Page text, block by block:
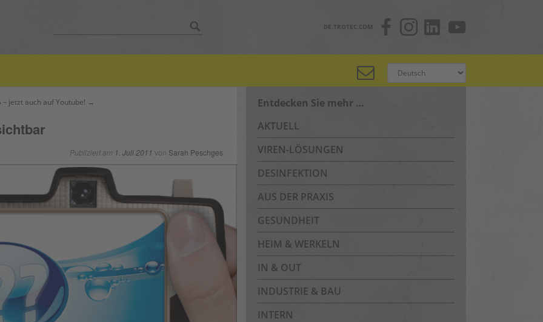
DE.TROTEC.COM
– jetzt auch auf Youtube! →
Publiziert am 1. Juli 2011 von Sarah Peschges
Entdecken Sie mehr …
AKTUELL
VIREN-LÖSUNGEN
DESINFEKTION
AUS DER PRAXIS
GESUNDHEIT
HEIM & WERKELN
IN & OUT
INDUSTRIE & BAU
INTERN